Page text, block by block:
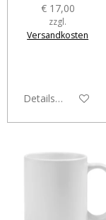
€ 17,00
zzgl.
Versandkosten
Details anzeigen